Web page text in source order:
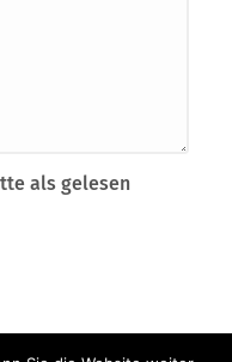
als gelesen